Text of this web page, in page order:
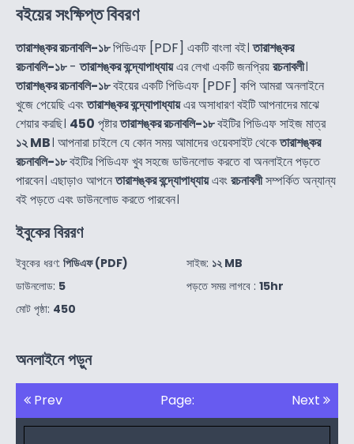
বইয়ের সংক্ষিপ্ত বিবরণ
তারাশঙ্কর রচনাবলি-১৮পিডিএফ [PDF] একটি বাংলা বই।তারাশঙ্কর
রচনাবলি-১৮-তারাশঙ্কর বন্দ্যোপাধ্যায়এর লেখা একটি জনপ্রিয়রচনাবলী।
তারাশঙ্কর রচনাবলি-১৮বইয়ের একটি পিডিএফ [PDF] কপি আমরা অনলাইনে
খুজে পেয়েছি এবংতারাশঙ্কর বন্দ্যোপাধ্যায়এর অসাধারণ বইটি আপনাদের মাঝে
শেয়ার করছি। 450 পৃষ্টারতারাশঙ্কর রচনাবলি-১৮বইটির পিডিএফ সাইজ মাত্র
১২ MB। আপনারা চাইলে যে কোন সময় আমাদের ওয়েবসাইট থেকেতারাশঙ্কর
রচনাবলি-১৮বইটির পিডিএফ খুব সহজে ডাউনলোড করতে বা অনলাইনে পড়তে
পারবেন। এছাড়াও আপনেতারাশঙ্কর বন্দ্যোপাধ্যায়এবংরচনাবলীসম্পর্কিত অন্যান্য
বই পড়তে এবং ডাউনলোড করতে পারবেন।
ইবুকের বিররণ
ইবুকের ধরণ: পিডিএফ (PDF)
ডাউনলোড: 5
মোট পৃষ্ঠা: 450
সাইজ: ১২ MB
পড়তে সময় লাগবে : 15hr
অনলাইনে পড়ুন
Prev Page: Next